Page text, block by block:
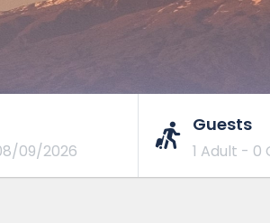
09/2026
Guests
1 Adult - 0